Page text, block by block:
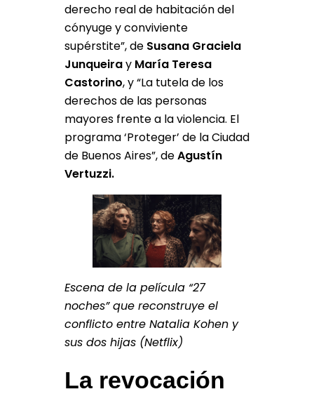
derecho real de habitación del
cónyuge y conviviente
supérstite”, de Susana Graciela
Junqueiray María Teresa
Castorino, y “La tutela de los
derechos de las personas
mayores frente a la violencia. El
programa ‘Proteger’ de la Ciudad
de Buenos Aires”, deAgustín
Vertuzzi.
Escena de la película “27
noches” que reconstruye el
conflicto entre Natalia Kohen y
sus dos hijas (Netflix)
La revocación